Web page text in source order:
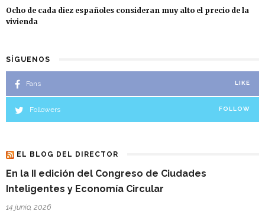
Ocho de cada diez españoles consideran muy alto el precio de la
vivienda
SÍGUENOS
Fans LIKE
Followers FOLLOW
EL BLOG DEL DIRECTOR
En la II edición del Congreso de Ciudades
Inteligentes y Economía Circular
14 junio, 2026